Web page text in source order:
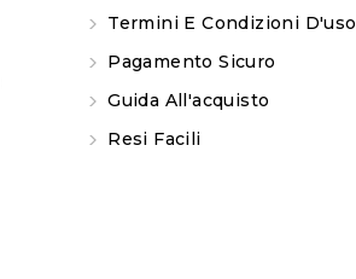
Termini E Condizioni D'uso
Pagamento Sicuro
Guida All'acquisto
Resi Facili